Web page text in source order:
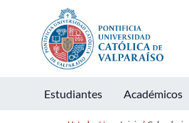
Estudiantes Académicos